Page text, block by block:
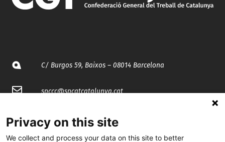
C/ Burgos 59, Baixos – 08014 Barcelona
spccc@spcgtcatalunya.cat
Privacy on this site
We collect and process your data on this site to better